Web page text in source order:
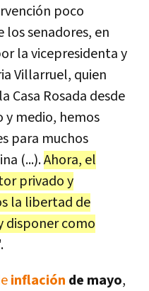
poco
los senadores, en
la vicepresidenta y
Villarruel, quien
Casa Rosada desde
y medio, hemos
para muchos
(...).Ahora, el
privado y
la libertad de
disponer como
inflación de mayo,